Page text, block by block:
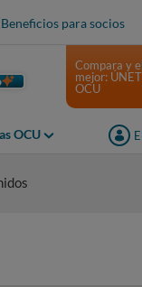
Beneficios para socios
OCU
Compara y
mejor:
OCU